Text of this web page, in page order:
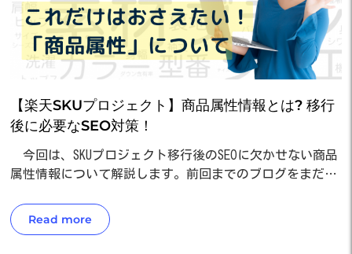
【楽天SKUプロジェクト】商品属性情報とは? 移行
後に必要なSEO対策！
今回は、SKUプロジェクト移行後のSEOに欠かせない商品
属性情報について解説します。前回までのブログをまだ…
Read more